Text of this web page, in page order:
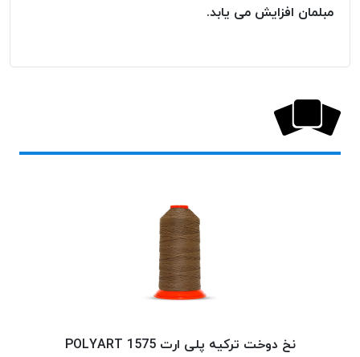
دوک
پایین
OMEGA
VENTO
نسوز
مبلمان افزایش می یابد.
نخ دوخت ترکیه پلی ارت 1575 POLYART